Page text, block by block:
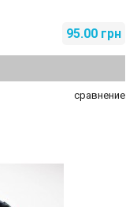
95.00 грн
сравнение